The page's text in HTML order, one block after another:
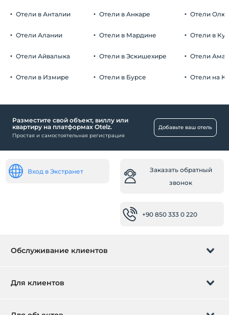
Автостоянка
Бесплатно Частная парковка
Еда и напитки
Сад
С детей младше 2 плата не взимается.
Отели в Анталии
Отели Алании
Отели Айвалыка
Отели в Измире
Отели в Анкаре
Отели в Мардине
Отели в Эскишехире
Отели в Бурсе
Отели
Отели в
Отели
Отели на
Разместите свой объект, виллу или
квартиру на платформах Otelz.
Простая и самостоятельная регистрация
Добавьте ваш отель
Вход в Экстранет
Заказать обратный
звонок
+90 850 333 0 220
Обслуживание клиентов
Для клиентов
Подарочная карта